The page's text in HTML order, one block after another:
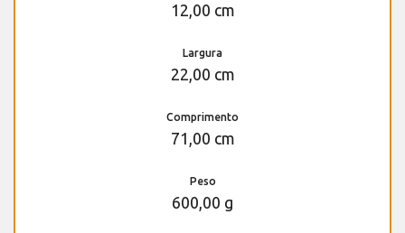
12,00 cm
Largura
22,00 cm
Comprimento
71,00 cm
Peso
600,00 g